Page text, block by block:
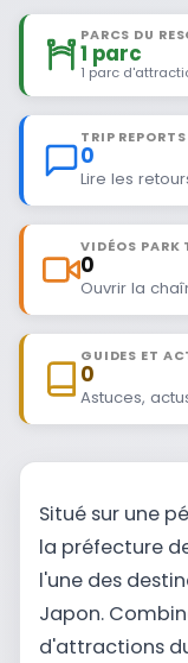
PARCS DU
1 parc
1 parc
TRIP REPORTS
0
Lire les
VIDÉOS PARK
0
Ouvrir la
GUIDES ET
0
Astuces,
Situé sur une
la préfecture
l'une des
Japon.
d'attractions